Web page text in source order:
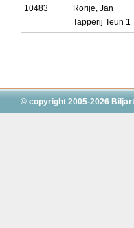
10483
Rorije, Jan
Tapperij Teun 1
© copyright 2005-2026